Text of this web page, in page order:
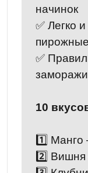
начинок
✅ Легко
пирожные
✅
10
1️⃣
2️⃣